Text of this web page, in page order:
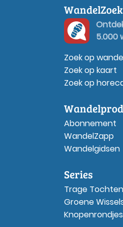
5.000
Zoek op
Zoek op kaart
Zoek op
Abonnement
WandelZapp
Wandelgidsen
Series
Trage Tochten
Groene
Knopenrondjes